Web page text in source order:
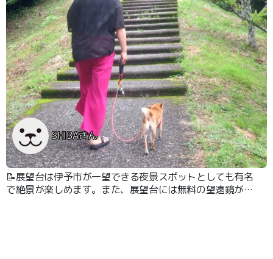
SHIBAさん
📝展望台は伊予市が一望できる夜景スポットとしても有名
で絶景が楽しめます。また、展望台には無料の望遠鏡が設